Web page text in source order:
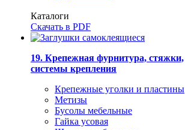
Каталоги
Скачать в PDF
19. Крепежная фурнитура, стяжки,
системы крепления
Крепежные уголки и пластины
Метизы
Бусолы мебельные
Гайка усовая